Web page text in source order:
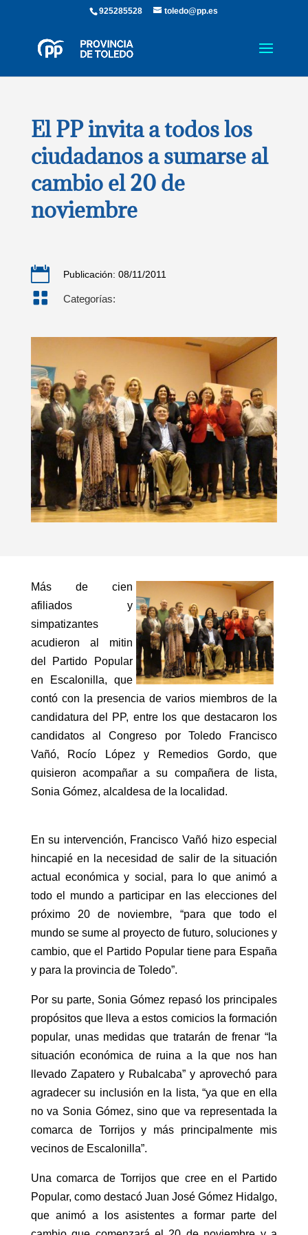
925285528 toledo@pp.es
El PP invita a todos los
ciudadanos a sumarse al
cambio el 20 de
noviembre
 Publicación: 08/11/2011
 Categorías:
Más de cien
afiliados y
simpatizantes
acudieron al mitin
del Partido Popular
en Escalonilla, que
contó con la presencia de varios miembros de la
candidatura del PP, entre los que destacaron los
candidatos al Congreso por Toledo Francisco
Vañó, Rocío López y Remedios Gordo, que
quisieron acompañar a su compañera de lista,
Sonia Gómez, alcaldesa de la localidad.
En su intervención, Francisco Vañó hizo especial
hincapié en la necesidad de salir de la situación
actual económica y social, para lo que animó a
todo el mundo a participar en las elecciones del
próximo 20 de noviembre, “para que todo el
mundo se sume al proyecto de futuro, soluciones y
cambio, que el Partido Popular tiene para España
y para la provincia de Toledo”.
Por su parte, Sonia Gómez repasó los principales
propósitos que lleva a estos comicios la formación
popular, unas medidas que tratarán de frenar “la
situación económica de ruina a la que nos han
llevado Zapatero y Rubalcaba” y aprovechó para
agradecer su inclusión en la lista, “ya que en ella
no va Sonia Gómez, sino que va representada la
comarca de Torrijos y más principalmente mis
vecinos de Escalonilla”.
Una comarca de Torrijos que cree en el Partido
Popular, como destacó Juan José Gómez Hidalgo,
que animó a los asistentes a formar parte del